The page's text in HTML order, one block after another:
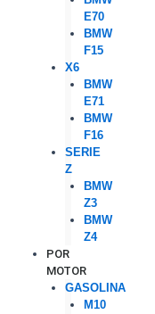
E70
BMW
F15
X6
BMW
E71
BMW
F16
SERIE
Z
BMW
Z3
BMW
Z4
POR
MOTOR
GASOLINA
M10